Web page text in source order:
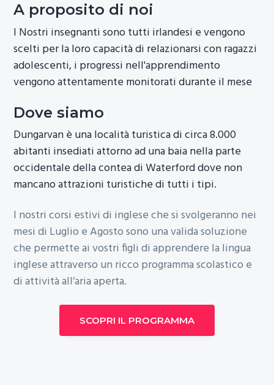
A proposito di noi
I Nostri insegnanti sono tutti irlandesi e vengono
scelti per la loro capacità di relazionarsi con ragazzi
adolescenti, i progressi nell'apprendimento
vengono attentamente monitorati durante il mese
Dove siamo
Dungarvan è una località turistica di circa 8.000
abitanti insediati attorno ad una baia nella parte
occidentale della contea di Waterford dove non
mancano attrazioni turistiche di tutti i tipi.
I nostri corsi estivi di inglese che si svolgeranno nei
mesi di Luglio e Agosto sono una valida soluzione
che permette ai vostri figli di apprendere la lingua
inglese attraverso un ricco programma scolastico e
di attività all’aria aperta.
SCOPRI IL PROGRAMMA